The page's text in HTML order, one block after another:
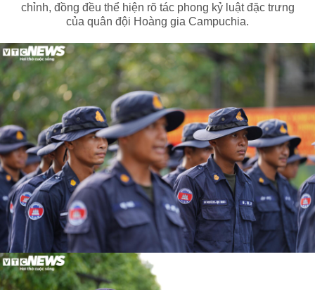
chỉnh, đồng đều thể hiện rõ tác phong kỷ luật đặc trưng
của quân đội Hoàng gia Campuchia.